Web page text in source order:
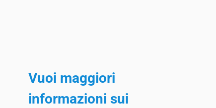
Vuoi maggiori
informazioni sui